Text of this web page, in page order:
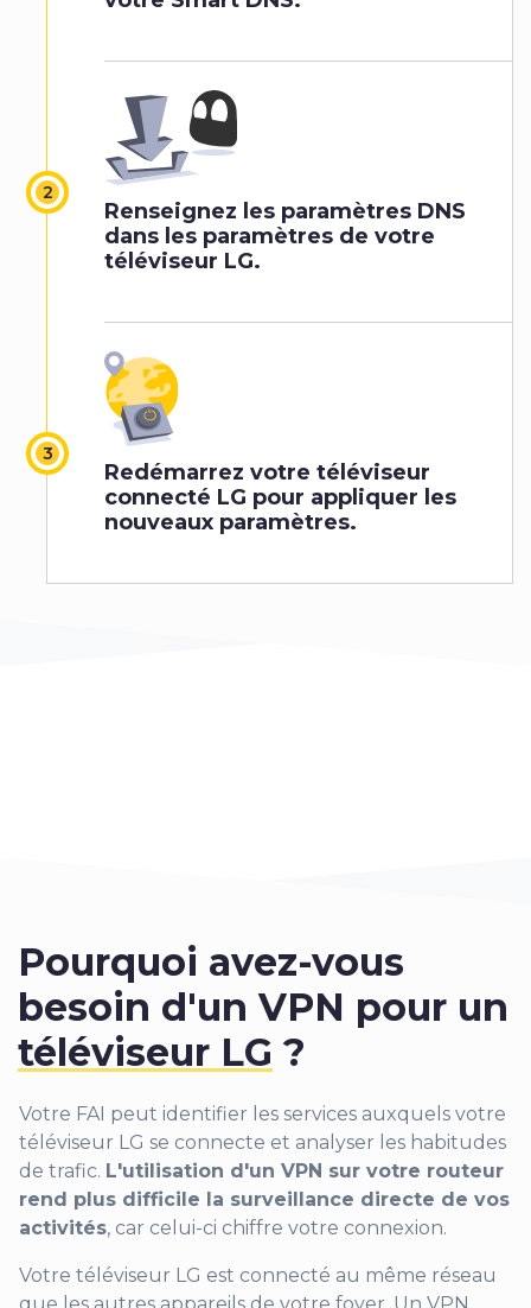
Renseignez les paramètres DNS
dans les paramètres de votre
téléviseur LG.
Redémarrez votre téléviseur
connecté LG pour appliquer les
nouveaux paramètres.
Pourquoi avez-vous
besoin d'un VPN pour un
téléviseur LG ?
Votre FAI peut identifier les services auxquels votre
téléviseur LG se connecte et analyser les habitudes
de trafic. L'utilisation d'un VPN sur votre routeur
rend plus difficile la surveillance directe de vos
activités, car celui-ci chiffre votre connexion.
Votre téléviseur LG est connecté au même réseau